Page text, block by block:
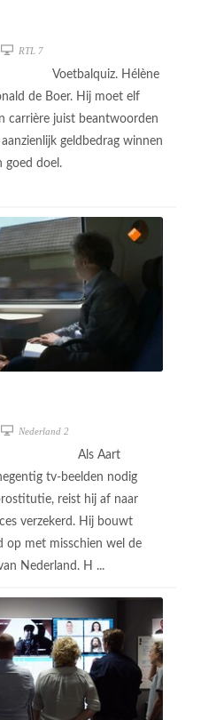
RTL 7
Voetbalquiz. Hélène
de Boer. Hij moet elf
carrière juist beantwoorden
geldbedrag winnen
goed doel.
Nederland 2
Als Aart
tv-beelden nodig
reist hij af naar
verzekerd. Hij bouwt
op met misschien wel de
Nederland. H ...